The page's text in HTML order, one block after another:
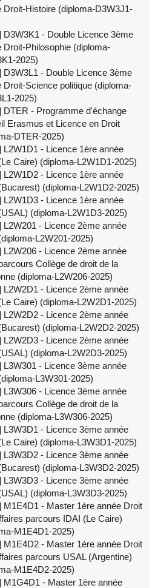
Droit-Histoire (diploma-D3W3J1-
D3W3K1 - Double Licence 3ème
Droit-Philosophie (diploma-
2025)
D3W3L1 - Double Licence 3ème
Droit-Science politique (diploma-
2025)
DTER - Programme d'échange
Erasmus et Licence en Droit
DTER-2025)
L2W1D1 - Licence 1ère année
Caire) (diploma-L2W1D1-2025)
L2W1D2 - Licence 1ère année
(diploma-L2W1D2-2025)
L2W1D3 - Licence 1ère année
(diploma-L2W1D3-2025)
L2W201 - Licence 2ème année
L2W201-2025)
L2W206 - Licence 2ème année
Collège de droit de la
(diploma-L2W206-2025)
L2W2D1 - Licence 2ème année
Caire) (diploma-L2W2D1-2025)
L2W2D2 - Licence 2ème année
(diploma-L2W2D2-2025)
L2W2D3 - Licence 2ème année
(diploma-L2W2D3-2025)
L3W301 - Licence 3ème année
L3W301-2025)
L3W306 - Licence 3ème année
Collège de droit de la
(diploma-L3W306-2025)
L3W3D1 - Licence 3ème année
Caire) (diploma-L3W3D1-2025)
L3W3D2 - Licence 3ème année
(diploma-L3W3D2-2025)
L3W3D3 - Licence 3ème année
(diploma-L3W3D3-2025)
M1E4D1 - Master 1ère année Droit
parcours IDAI (Le Caire)
M1E4D1-2025)
M1E4D2 - Master 1ère année Droit
parcours USAL (Argentine)
M1E4D2-2025)
M1G4D1 - Master 1ère année